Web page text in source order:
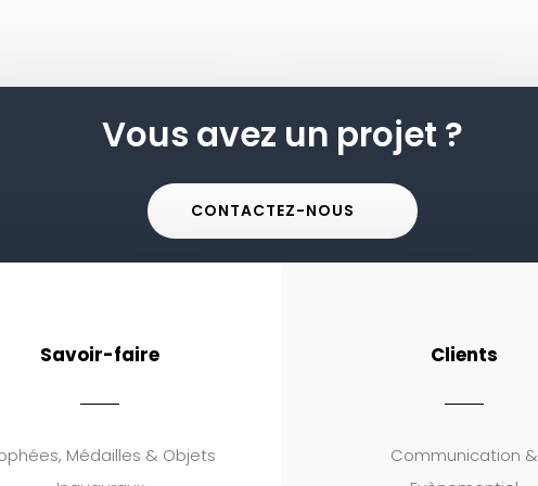
Vous avez un projet ?
CONTACTEZ-NOUS
Savoir-faire
Médailles & Objets
Clients
Communication &